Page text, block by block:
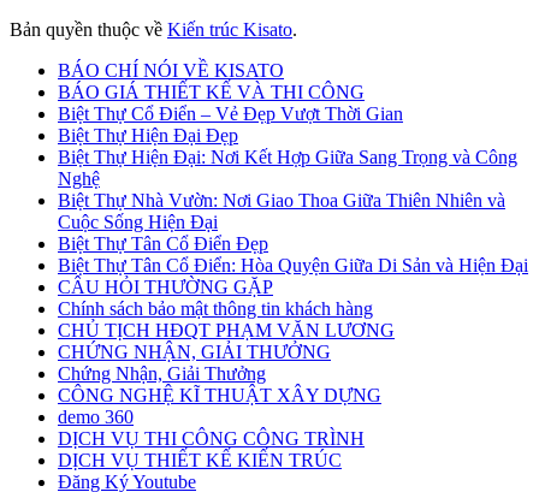
Bản quyền thuộc về Kiến trúc Kisato.
BÁO CHÍ NÓI VỀ KISATO
BÁO GIÁ THIẾT KẾ VÀ THI CÔNG
Biệt Thự Cổ Điển – Vẻ Đẹp Vượt Thời Gian
Biệt Thự Hiện Đại Đẹp
Biệt Thự Hiện Đại: Nơi Kết Hợp Giữa Sang Trọng và Công
Nghệ
Biệt Thự Nhà Vườn: Nơi Giao Thoa Giữa Thiên Nhiên và
Cuộc Sống Hiện Đại
Biệt Thự Tân Cổ Điển Đẹp
Biệt Thự Tân Cổ Điển: Hòa Quyện Giữa Di Sản và Hiện Đại
CÂU HỎI THƯỜNG GẶP
Chính sách bảo mật thông tin khách hàng
CHỦ TỊCH HĐQT PHẠM VĂN LƯƠNG
CHỨNG NHẬN, GIẢI THƯỞNG
Chứng Nhận, Giải Thưởng
CÔNG NGHỆ KĨ THUẬT XÂY DỰNG
demo 360
DỊCH VỤ THI CÔNG CÔNG TRÌNH
DỊCH VỤ THIẾT KẾ KIẾN TRÚC
Đăng Ký Youtube